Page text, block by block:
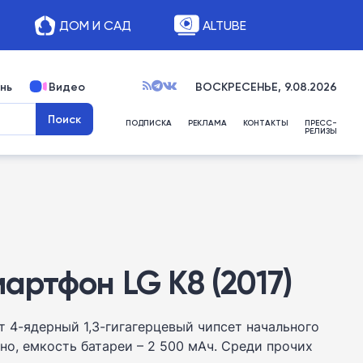
ДОМ И САД ALTUBE
Видео ВОСКРЕСЕНЬЕ, 9.08.2026
ПОДПИСКА РЕКЛАМА КОНТАКТЫ ПРЕСС-
РЕЛИЗЫ
LG K8 (2017)
ядерный 1,3-гигагерцевый чипсет начального
емкость батареи – 2 500 мАч. Среди прочих